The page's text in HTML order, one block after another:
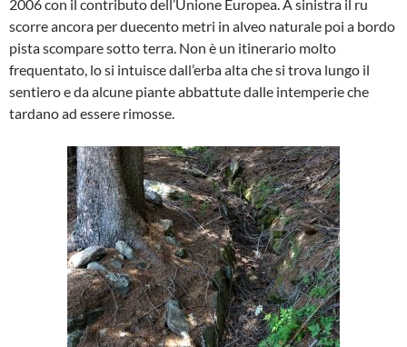
2006 con il contributo dell’Unione Europea. A sinistra il ru
scorre ancora per duecento metri in alveo naturale poi a bordo
pista scompare sotto terra. Non è un itinerario molto
frequentato, lo si intuisce dall’erba alta che si trova lungo il
sentiero e da alcune piante abbattute dalle intemperie che
tardano ad essere rimosse.